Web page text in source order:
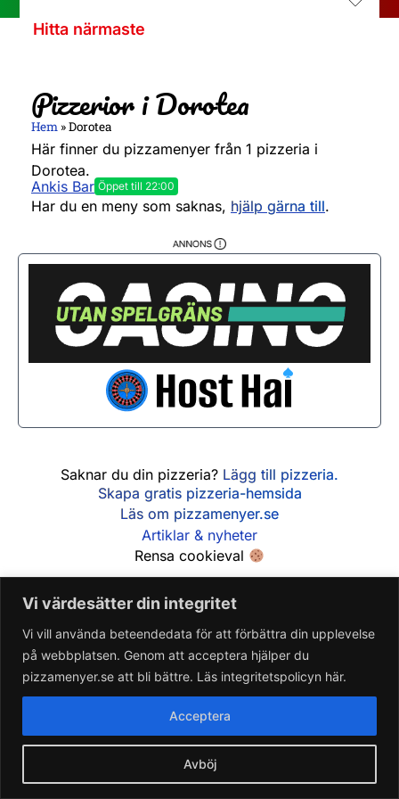
Vi värdesätter din integritet
Vi vill använda beteendedata för att förbättra din upplevelse
på webbplatsen. Genom att acceptera hjälper du
pizzamenyer.se att bli bättre. Läs integritetspolicyn här.
Avböj
Acceptera
Hitta närmaste
Pizzerior i Dorotea
Hem »Dorotea
Här finner du pizzamenyer från 1 pizzeria i
Dorotea.
Ankis Bar Öppet till 22:00
Måndag
Torsdag 10:30 - 22:00
Fredag 10:30 - 22:00
Lördag
10:30 - 22:00
Söndag
10:30 - 22:00
Har du en meny som saknas, hjälp gärna till.
Saknar du din pizzeria? Lägg till pizzeria.
Skapa gratis pizzeria-hemsida
Läs om pizzamenyer.se
Artiklar & nyheter
Rensa cookieval